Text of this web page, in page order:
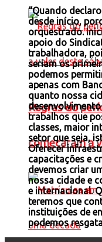
Regras do
comecaram a
“Quando
desde início,
orquestrado.
apoio do
trabalhadora,
seriam os
podemos
apenas com
quanto nossa
trabalhos que
classes, maior
setor que seja,
Oferecer
capacitações e
devemos criar
nossa cidade e
e internacional.
teremos que
instituições de
podemos